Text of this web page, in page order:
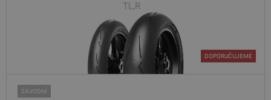
TL,R
ZÁVODNÍ
DOPORUČUJEME